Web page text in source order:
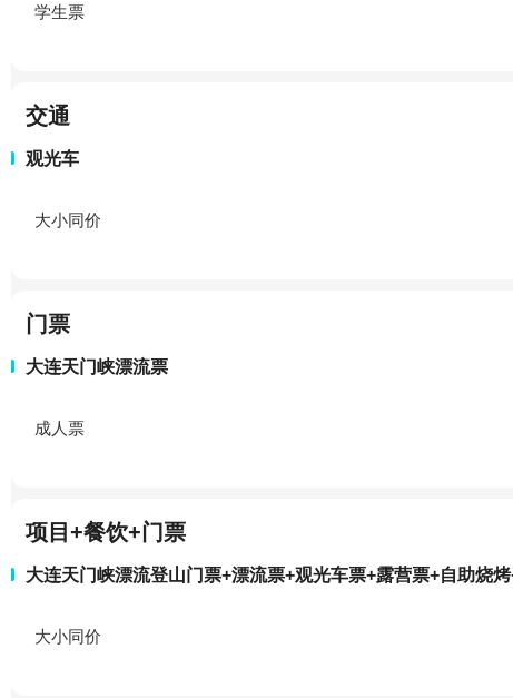
学生票
交通
观光车
大小同价
门票
大连天门峡漂流票
成人票
项目+餐饮+门票
大连天门峡漂流登山门票+漂流票+观光车票+露营票+自助烧
大小同价